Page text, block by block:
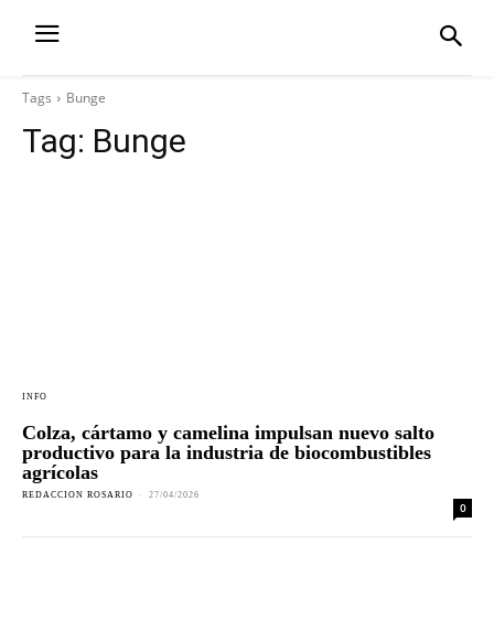
Tags Bunge
Tag: Bunge
INFO
Colza, cártamo y camelina impulsan nuevo salto
productivo para la industria de biocombustibles
agrícolas
REDACCION ROSARIO - 27/04/2026
0